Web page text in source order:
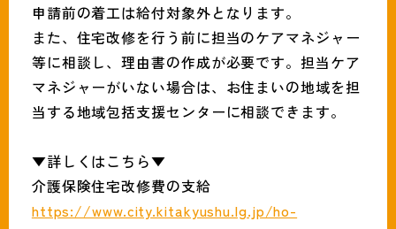
申請前の着工は給付対象外となります。
また、住宅改修を行う前に担当のケアマネジャー
等に相談し、理由書の作成が必要です。担当ケア
マネジャーがいない場合は、お住まいの地域を担
当する地域包括支援センターに相談できます。
▼詳しくはこちら▼
介護保険住宅改修費の支給
https://www.city.kitakyushu.lg.jp/ho-